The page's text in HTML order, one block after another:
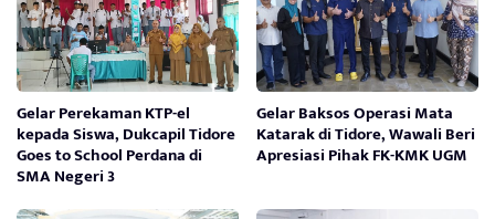
Gelar Perekaman KTP-el
kepada Siswa, Dukcapil Tidore
Goes to School Perdana di
SMA Negeri 3
Gelar Baksos Operasi Mata
Katarak di Tidore, Wawali Beri
Apresiasi Pihak FK-KMK UGM